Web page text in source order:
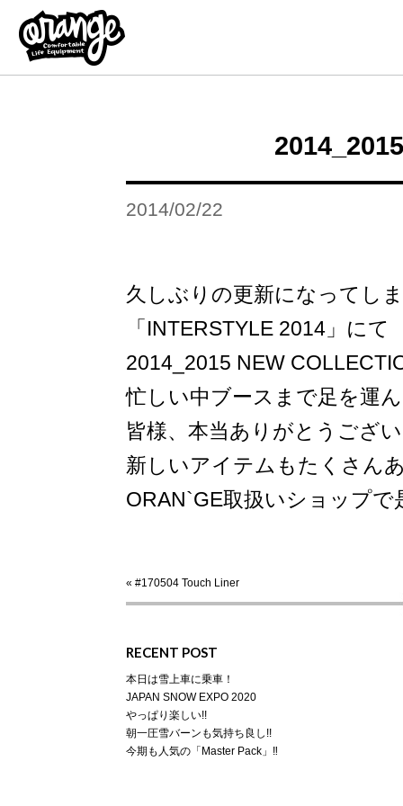
2014/02/22
久しぶりの更新になってし
「INTERSTYLE 2014」にて
2014_2015 NEW
忙しい中ブースまで足を運
皆様、本当ありがとうござ
新しいアイテムもたくさん
ORAN`GE取扱いショップ
« #170504 Touch Liner
RECENT POST
本日は雪上車に乗車！
JAPAN SNOW EXPO 2020
やっぱり楽しい!!
朝一圧雪バーンも気持ち良し!!
今期も人気の「Master Pack」‼